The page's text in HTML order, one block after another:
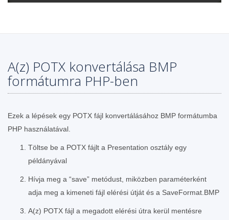
A(z) POTX konvertálása BMP
formátumra PHP-ben
Ezek a lépések egy POTX fájl konvertálásához BMP formátumba
PHP használatával.
Töltse be a POTX fájlt a Presentation osztály egy
példányával
Hívja meg a “save” metódust, miközben paraméterként
adja meg a kimeneti fájl elérési útját és a SaveFormat.BMP
A(z) POTX fájl a megadott elérési útra kerül mentésre